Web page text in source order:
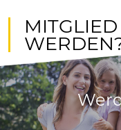
MITGLIED